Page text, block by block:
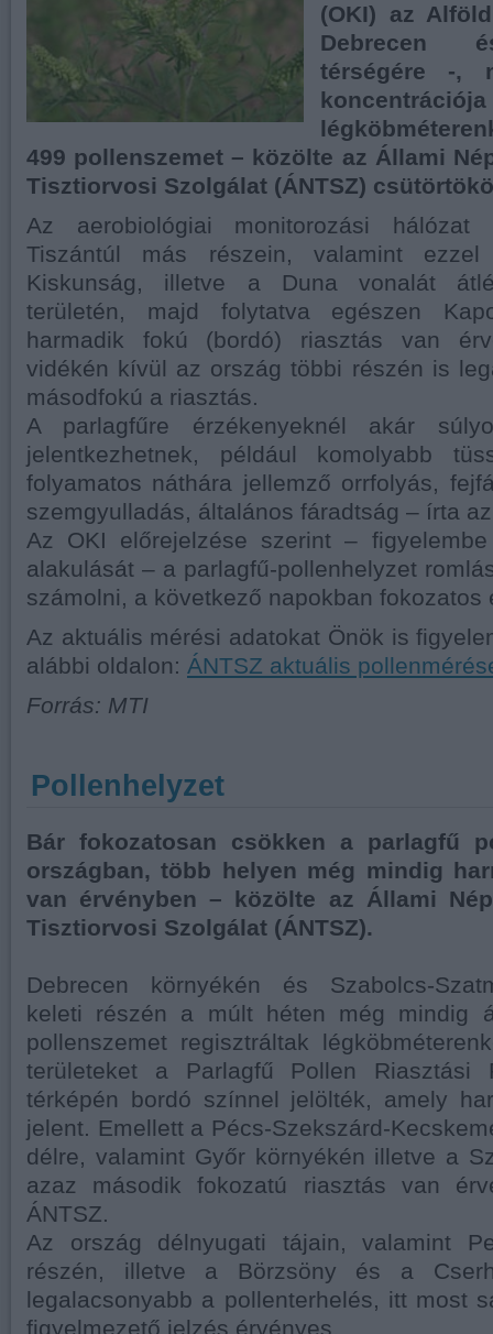
(OKI) az
Debrecen
térségére -,
koncentrációja
499 pollenszemet – közölte az Állami
Tisztiorvosi Szolgálat (ÁNTSZ)
Az aerobiológiai monitorozási
Tiszántúl más részein, valamint ezzel
Kiskunság, illetve a Duna vonalát
területén, majd folytatva egészen
harmadik fokú (bordó) riasztás van
vidékén kívül az ország többi részén is
másodfokú a riasztás.
A parlagfűre érzékenyeknél akár
jelentkezhetnek, például komolyabb
folyamatos náthára jellemző orrfolyás,
szemgyulladás, általános fáradtság – írta
Az OKI előrejelzése szerint –
alakulását – a parlagfű-pollenhelyzet
számolni, a következő napokban fokozatos
Az aktuális mérési adatokat Önök is
alábbi oldalon: ÁNTSZ aktuális
Forrás: MTI
Pollenhelyzet
Bár fokozatosan csökken a parlagfű
országban, több helyen még mindig
van érvényben – közölte az Állami
Tisztiorvosi Szolgálat (ÁNTSZ).
Debrecen környékén és Szabolcs-
keleti részén a múlt héten még mindig
pollenszemet regisztráltak
területeket a Parlagfű Pollen Riasztási
térképén bordó színnel jelölték, amely
jelent. Emellett a Pécs-Szekszárd-
délre, valamint Győr környékén illetve a
azaz második fokozatú riasztás van
ÁNTSZ.
Az ország délnyugati tájain, valamint
részén, illetve a Börzsöny és a
legalacsonyabb a pollenterhelés, itt most
figyelmezető jelzés érvényes.